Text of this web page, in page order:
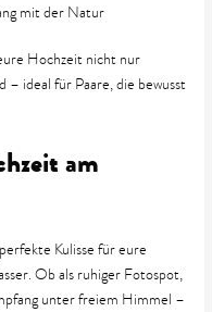
mit der Natur
Hochzeit nicht nur
– ideal für Paare, die bewusst
am
Kulisse für eure
Ob als ruhiger Fotospot,
unter freiem Himmel –